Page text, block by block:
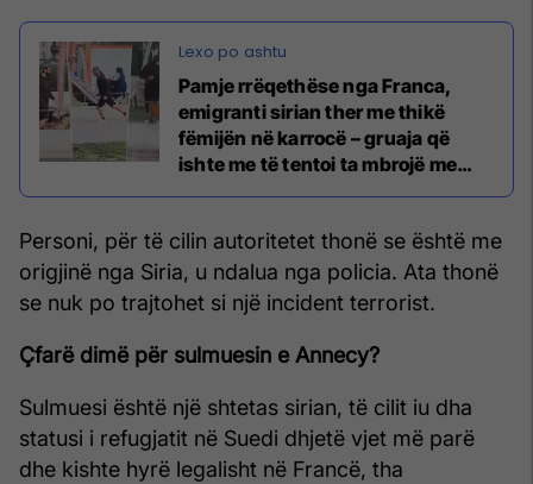
Pamje rrëqethëse nga Franca,
emigranti sirian ther me thikë
fëmijën në karrocë – gruaja që
ishte me të tentoi ta mbrojë me
trup
Personi, për të cilin autoritetet thonë se është me
origjinë nga Siria, u ndalua nga policia. Ata thonë
se nuk po trajtohet si një incident terrorist.
Çfarë dimë për sulmuesin e Annecy?
Sulmuesi është një shtetas sirian, të cilit iu dha
statusi i refugjatit në Suedi dhjetë vjet më parë
dhe kishte hyrë legalisht në Francë, tha